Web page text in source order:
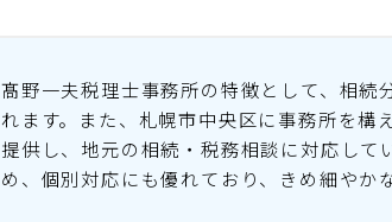
髙野一夫税理士事務所の特徴として、相続
れます。また、札幌市中央区に事務所を構
提供し、地元の相続・税務相談に対応して
め、個別対応にも優れており、きめ細やか